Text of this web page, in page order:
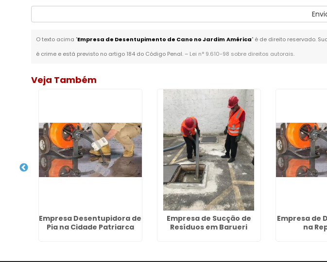
O texto acima "Empresa de Desentupimento de Cano no Jardim América" é de direito reservado.
é crime e está previsto no artigo 184 do Código Penal. – Lei n° 9.610-98 sobre direitos autorais.
Veja Também
Empresa Desentupidora de
Pia na Cidade Patriarca
Empresa de Sucção de
Resíduos em Barueri
Empresa de
na